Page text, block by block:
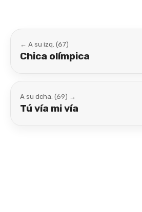
← A su izq. (67)
Chica olímpica
A su dcha. (69) →
Tú vía mi vía